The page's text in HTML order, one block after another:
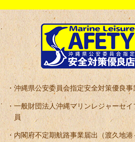
沖縄県公安委員会指定安全対策優良事
一般財団法人沖縄マリンレジャーセ
員
内閣府不定期航路事業届出（渡久地